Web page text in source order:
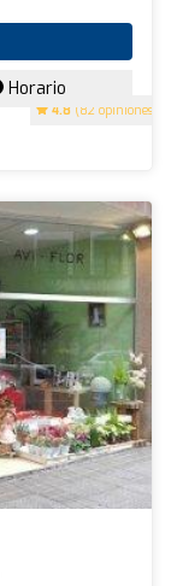
4.8 (82 opiniones)
Horario